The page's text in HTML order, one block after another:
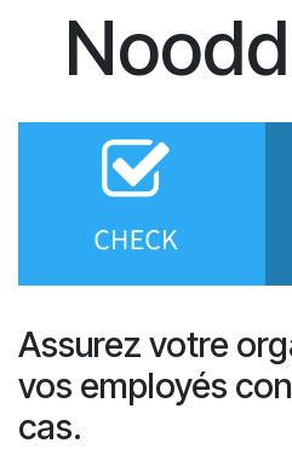
Assurez votre
vos employés
cas.